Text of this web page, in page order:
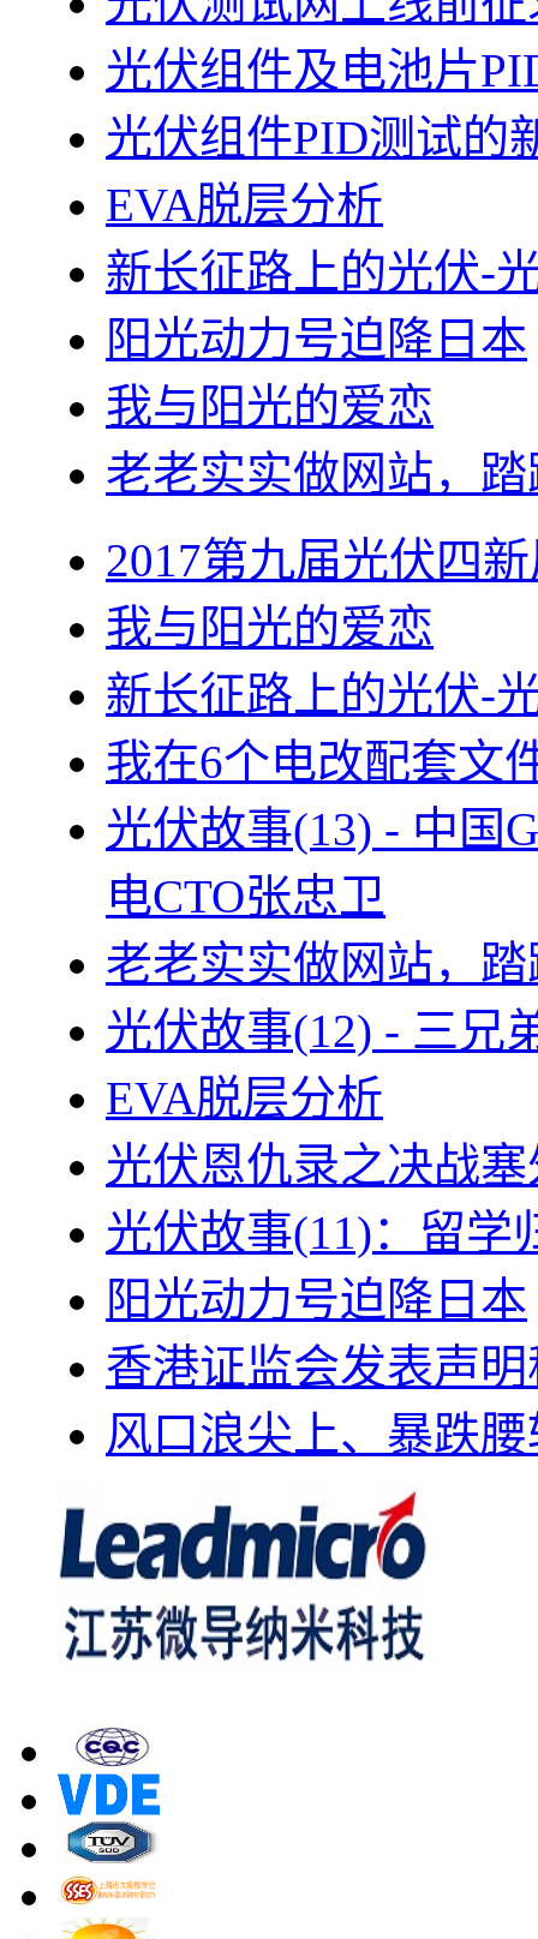
光伏组件及电池片
光伏组件PID测试的
EVA脱层分析
新长征路上的光伏-
阳光动力号迫降日本
我与阳光的爱恋
老老实实做网站，
2017第九届光伏四
我与阳光的爱恋
新长征路上的光伏-
我在6个电改配套文
光伏故事(13) - 中国
电CTO张忠卫
老老实实做网站，
光伏故事(12) - 三兄
EVA脱层分析
光伏恩仇录之决战
光伏故事(11)：留学
阳光动力号迫降日本
香港证监会发表声
风口浪尖上、暴跌